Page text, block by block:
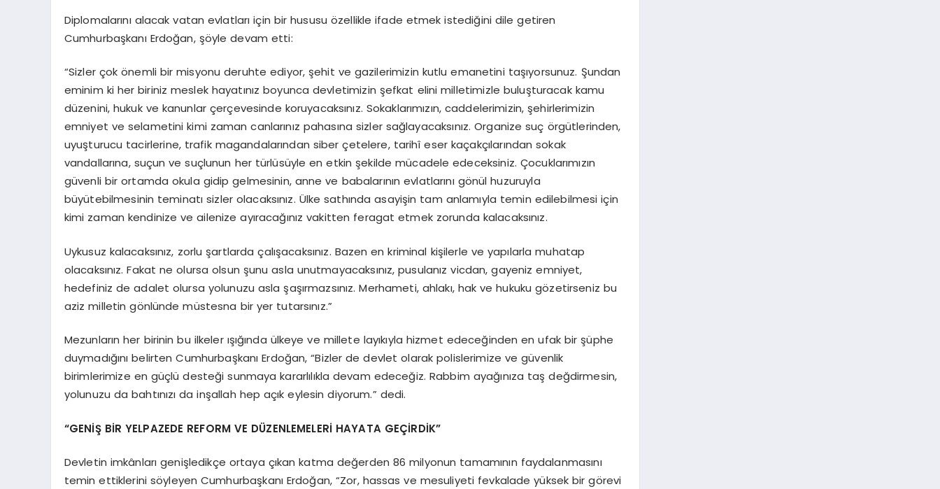
Diplomalarını alacak vatan evlatları için bir hususu özellikle ifade etmek istediğini dile getiren
Cumhurbaşkanı Erdoğan, şöyle devam etti:
“Sizler çok önemli bir misyonu deruhte ediyor, şehit ve gazilerimizin kutlu emanetini taşıyorsunuz. Şundan
eminim ki her biriniz meslek hayatınız boyunca devletimizin şefkat elini milletimizle buluşturacak kamu
düzenini, hukuk ve kanunlar çerçevesinde koruyacaksınız. Sokaklarımızın, caddelerimizin, şehirlerimizin
emniyet ve selametini kimi zaman canlarınız pahasına sizler sağlayacaksınız. Organize suç örgütlerinden,
uyuşturucu tacirlerine, trafik magandalarından siber çetelere, tarihî eser kaçakçılarından sokak
vandallarına, suçun ve suçlunun her türlüsüyle en etkin şekilde mücadele edeceksiniz. Çocuklarımızın
güvenli bir ortamda okula gidip gelmesinin, anne ve babalarının evlatlarını gönül huzuruyla
büyütebilmesinin teminatı sizler olacaksınız. Ülke sathında asayişin tam anlamıyla temin edilebilmesi için
kimi zaman kendinize ve ailenize ayıracağınız vakitten feragat etmek zorunda kalacaksınız.
Uykusuz kalacaksınız, zorlu şartlarda çalışacaksınız. Bazen en kriminal kişilerle ve yapılarla muhatap
olacaksınız. Fakat ne olursa olsun şunu asla unutmayacaksınız, pusulanız vicdan, gayeniz emniyet,
hedefiniz de adalet olursa yolunuzu asla şaşırmazsınız. Merhameti, ahlakı, hak ve hukuku gözetirseniz bu
aziz milletin gönlünde müstesna bir yer tutarsınız.”
Mezunların her birinin bu ilkeler ışığında ülkeye ve millete layıkıyla hizmet edeceğinden en ufak bir şüphe
duymadığını belirten Cumhurbaşkanı Erdoğan, “Bizler de devlet olarak polislerimize ve güvenlik
birimlerimize en güçlü desteği sunmaya kararlılıkla devam edeceğiz. Rabbim ayağınıza taş değdirmesin,
yolunuzu da bahtınızı da inşallah hep açık eylesin diyorum.” dedi.
“GENİŞ BİR YELPAZEDE REFORM VE DÜZENLEMELERİ HAYATA GEÇİRDİK”
Devletin imkânları genişledikçe ortaya çıkan katma değerden 86 milyonun tamamının faydalanmasını
temin ettiklerini söyleyen Cumhurbaşkanı Erdoğan, “Zor, hassas ve mesuliyeti fevkalade yüksek bir görevi